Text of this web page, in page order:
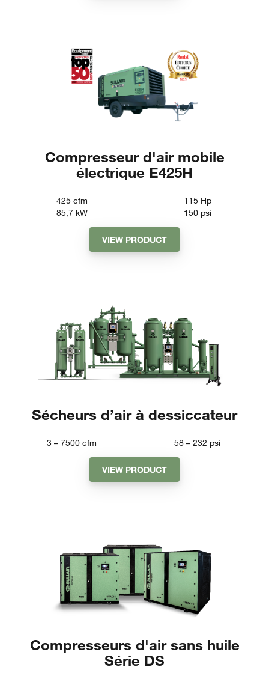
Compresseur d'air mobile
électrique E425H
425 cfm 115 Hp
85,7 kW 150 psi
VIEW PRODUCT
Sécheurs d’air à dessiccateur
3 – 7500 cfm 58 – 232 psi
VIEW PRODUCT
Compresseurs d'air sans huile
Série DS